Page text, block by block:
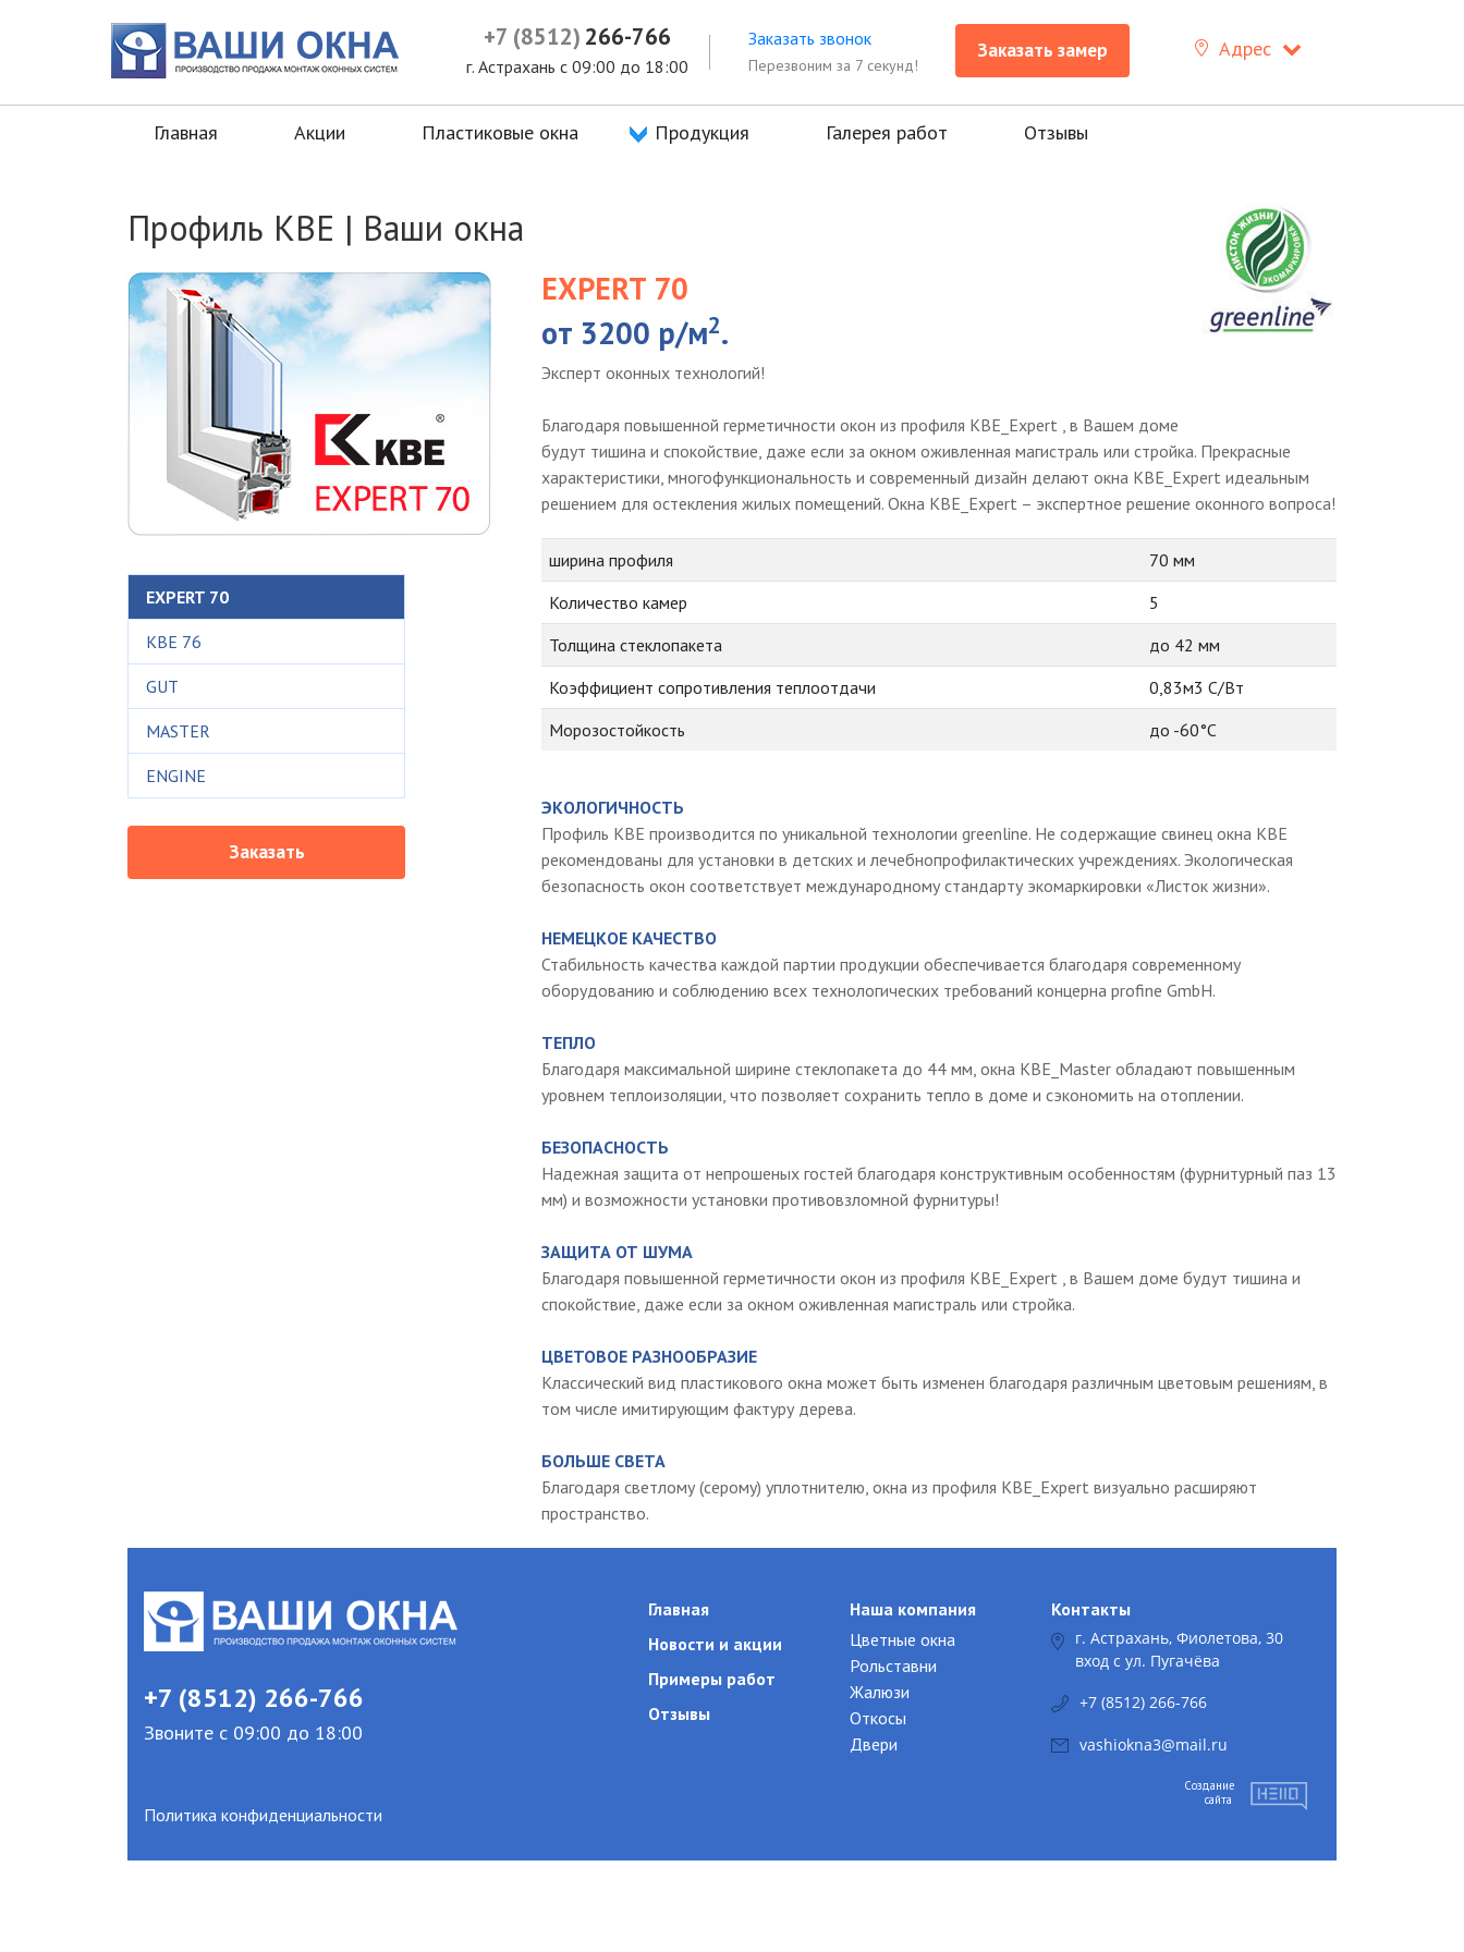
+7 (8512) 266-766
г. Астрахань с 09:00 до 18:00
Заказать звонок
Перезвоним за 7 секунд!
Заказать замер Адрес
Главная Акции Пластиковые окна Продукция Галерея работ Отзывы
Профиль KBE | Ваши окна
EXPERT 70
KBE 76
GUT
MASTER
ENGINE
Заказать
EXPERT 70
от 3200 р/м2.
Эксперт оконных технологий!
Благодаря повышенной герметичности окон из профиля KBE_Expert , в Вашем доме
будут тишина и спокойствие, даже если за окном оживленная магистраль или стройка. Прекрасные
характеристики, многофункциональность и современный дизайн делают окна KBE_Expert идеальным
решением для остекления жилых помещений. Окна KBE_Expert – экспертное решение оконного вопроса!
ширина профиля
70 мм
Количество камер
5
Толщина стеклопакета
до 42 мм
Коэффициент сопротивления теплоотдачи
0,83м3 С/Вт
Морозостойкость
до -60°С
ЭКОЛОГИЧНОСТЬ
Профиль KBE производится по уникальной технологии greenline. Не содержащие свинец окна KBE
рекомендованы для установки в детских и лечебнопрофилактических учреждениях. Экологическая
безопасность окон соответствует международному стандарту экомаркировки «Листок жизни».
НЕМЕЦКОЕ КАЧЕСТВО
Стабильность качества каждой партии продукции обеспечивается благодаря современному
оборудованию и соблюдению всех технологических требований концерна profine GmbH.
ТЕПЛО
Благодаря максимальной ширине стеклопакета до 44 мм, окна КВЕ_Master обладают повышенным
уровнем теплоизоляции, что позволяет сохранить тепло в доме и сэкономить на отоплении.
БЕЗОПАСНОСТЬ
Надежная защита от непрошеных гостей благодаря конструктивным особенностям (фурнитурный паз 13
мм) и возможности установки противовзломной фурнитуры!
ЗАЩИТА ОТ ШУМА
Благодаря повышенной герметичности окон из профиля KBE_Expert , в Вашем доме будут тишина и
спокойствие, даже если за окном оживленная магистраль или стройка.
ЦВЕТОВОЕ РАЗНООБРАЗИЕ
Классический вид пластикового окна может быть изменен благодаря различным цветовым решениям, в
том числе имитирующим фактуру дерева.
БОЛЬШЕ СВЕТА
Благодаря светлому (серому) уплотнителю, окна из профиля KBE_Expert визуально расширяют
пространство.
+7 (8512) 266-766
Звоните с 09:00 до 18:00
Политика конфиденциальности
Главная
Новости и акции
Примеры работ
Отзывы
Наша компания
Цветные окна
Рольставни
Жалюзи
Откосы
Двери
Контакты
г. Астрахань, Фиолетова, 30
вход с ул. Пугачёва
+7 (8512) 266-766
vashiokna3@mail.ru
Создание
сайта